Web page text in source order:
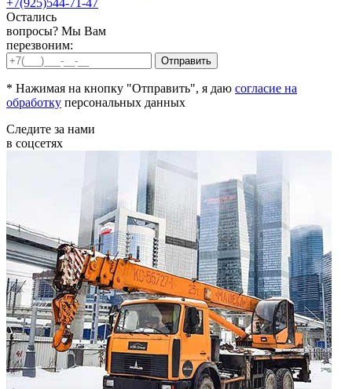
Остались
вопросы? Мы Вам
перезвоним:
* Нажимая на кнопку "Отправить", я даю согласие на
обработку персональных данных
Следите за нами
в соцсетях